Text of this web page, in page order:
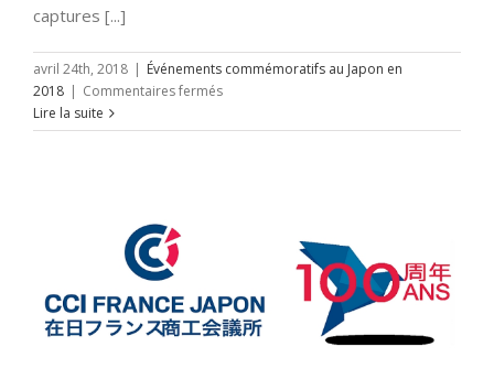
captures [...]
avril 24th, 2018 | Événements commémoratifs au Japon en
2018 | Commentaires ferméssur
des
opportunités
au
Japon
Lire la suite